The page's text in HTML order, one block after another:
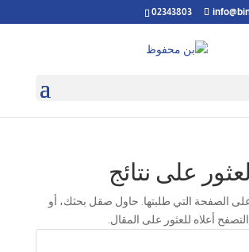
02343803
على نتائج
الصفحة التي طلبتها. حاول صقل بحثك، أو
أعلاه للعثور على المقال.